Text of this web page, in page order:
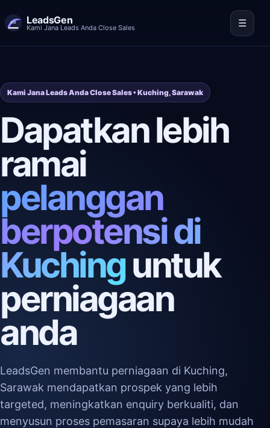
LeadsGen
Kami Jana Leads Anda Close Sales ☰
Kami Jana Leads Anda Close Sales • Kuching, Sarawak
Dapatkan lebih
ramai
pelanggan
berpotensi di
Kuchinguntuk
perniagaan
anda
LeadsGen membantu perniagaan di Kuching,
Sarawak mendapatkan prospek yang lebih
targeted, meningkatkan enquiry berkualiti, dan
menyusun proses pemasaran supaya lebih mudah